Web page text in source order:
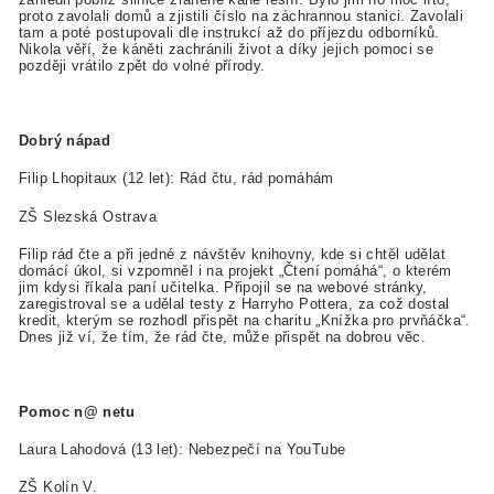
proto zavolali domů a zjistili číslo na záchrannou stanici. Zavolali
tam a poté postupovali dle instrukcí až do příjezdu odborníků.
Nikola věří, že káněti zachránili život a díky jejich pomoci se
později vrátilo zpět do volné přírody.
Dobrý nápad
Filip Lhopitaux (12 let): Rád čtu, rád pomáhám
ZŠ Slezská Ostrava
Filip rád čte a při jedné z návštěv knihovny, kde si chtěl udělat
domácí úkol, si vzpomněl i na projekt „Čtení pomáhá“, o kterém
jim kdysi říkala paní učitelka. Připojil se na webové stránky,
zaregistroval se a udělal testy z Harryho Pottera, za což dostal
kredit, kterým se rozhodl přispět na charitu „Knížka pro prvňáčka“.
Dnes již ví, že tím, že rád čte, může přispět na dobrou věc.
Pomoc n@ netu
Laura Lahodová (13 let): Nebezpečí na YouTube
ZŠ Kolín V.